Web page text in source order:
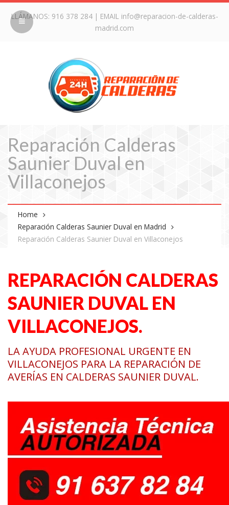
LLÁMANOS: 916 378 284| EMAIL info@reparacion-de-calderas-
madrid.com
Reparación Calderas
Saunier Duval en
Villaconejos
Home
Reparación Calderas Saunier Duval en Madrid
Reparación Calderas Saunier Duval en Villaconejos
REPARACIÓN CALDERAS
SAUNIER DUVAL EN
VILLACONEJOS.
LA AYUDA PROFESIONAL URGENTE EN
VILLACONEJOS PARA LA REPARACIÓN DE
AVERÍAS EN CALDERAS SAUNIER DUVAL.